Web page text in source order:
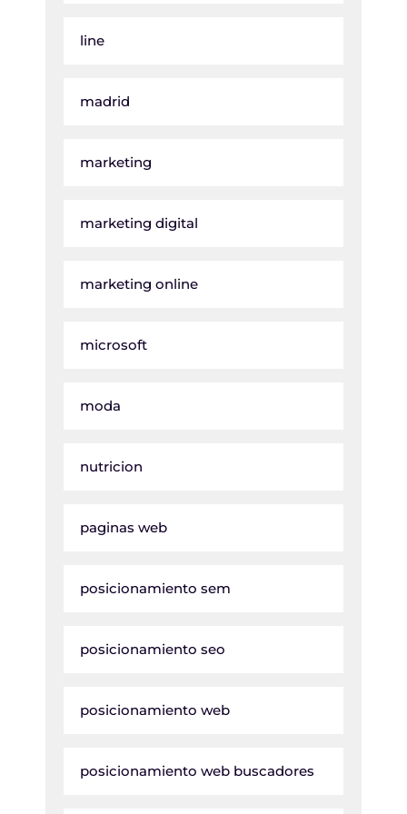
line
madrid
marketing
marketing digital
marketing online
microsoft
moda
nutricion
paginas web
posicionamiento sem
posicionamiento seo
posicionamiento web
posicionamiento web buscadores